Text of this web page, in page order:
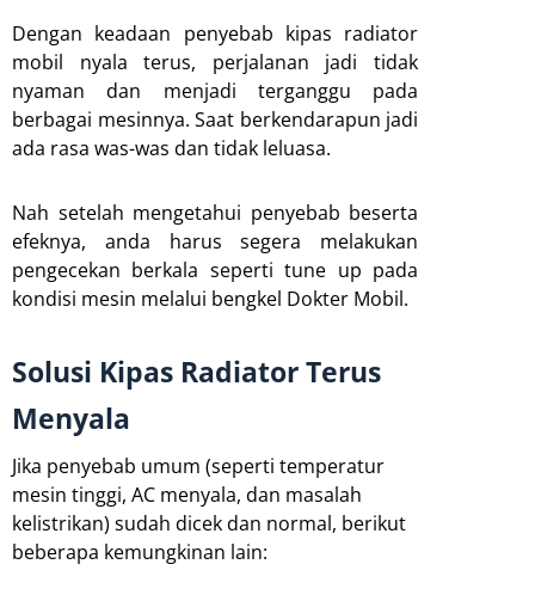
Dengan keadaan penyebab kipas radiator
mobil nyala terus, perjalanan jadi tidak
nyaman dan menjadi terganggu pada
berbagai mesinnya. Saat berkendarapun jadi
ada rasa was-was dan tidak leluasa.
Nah setelah mengetahui penyebab beserta
efeknya, anda harus segera melakukan
pengecekan berkala seperti tune up pada
kondisi mesin melalui bengkel Dokter Mobil.
Solusi Kipas Radiator Terus
Menyala
Jika penyebab umum (seperti temperatur
mesin tinggi, AC menyala, dan masalah
kelistrikan) sudah dicek dan normal, berikut
beberapa kemungkinan lain: